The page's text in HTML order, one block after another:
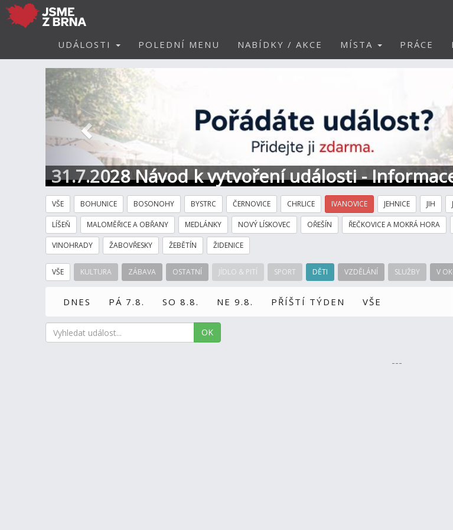
UDÁLOSTI POLEDNÍ MENU NABÍDKY / AKCE MÍSTA PRÁCE
31.7.2028 Návod k vytvoření události -
Předchozí
VŠE BOHUNICE BOSONOHY BYSTRC ČERNOVICE CHRLICE IVANOVICE JEHNICE JIH
LÍŠEŇ MALOMĚŘICE A OBŘANY MEDLÁNKY NOVÝ LÍSKOVEC OŘEŠÍN ŘEČKOVICE A MOKRÁ HORA
VINOHRADY ŽABOVŘESKY ŽEBĚTÍN ŽIDENICE
VŠE KULTURA ZÁBAVA OSTATNÍ JÍDLO & PITÍ SPORT DĚTI VZDĚLÁNÍ SLUŽBY V
DNES PÁ 7.8. SO 8.8. NE 9.8. PŘÍŠTÍ TÝDEN VŠE
OK
---